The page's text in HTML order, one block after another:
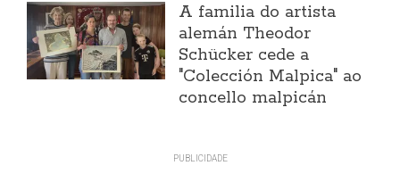
A familia do artista
alemán Theodor
Schücker cede a
"Colección Malpica" ao
concello malpicán